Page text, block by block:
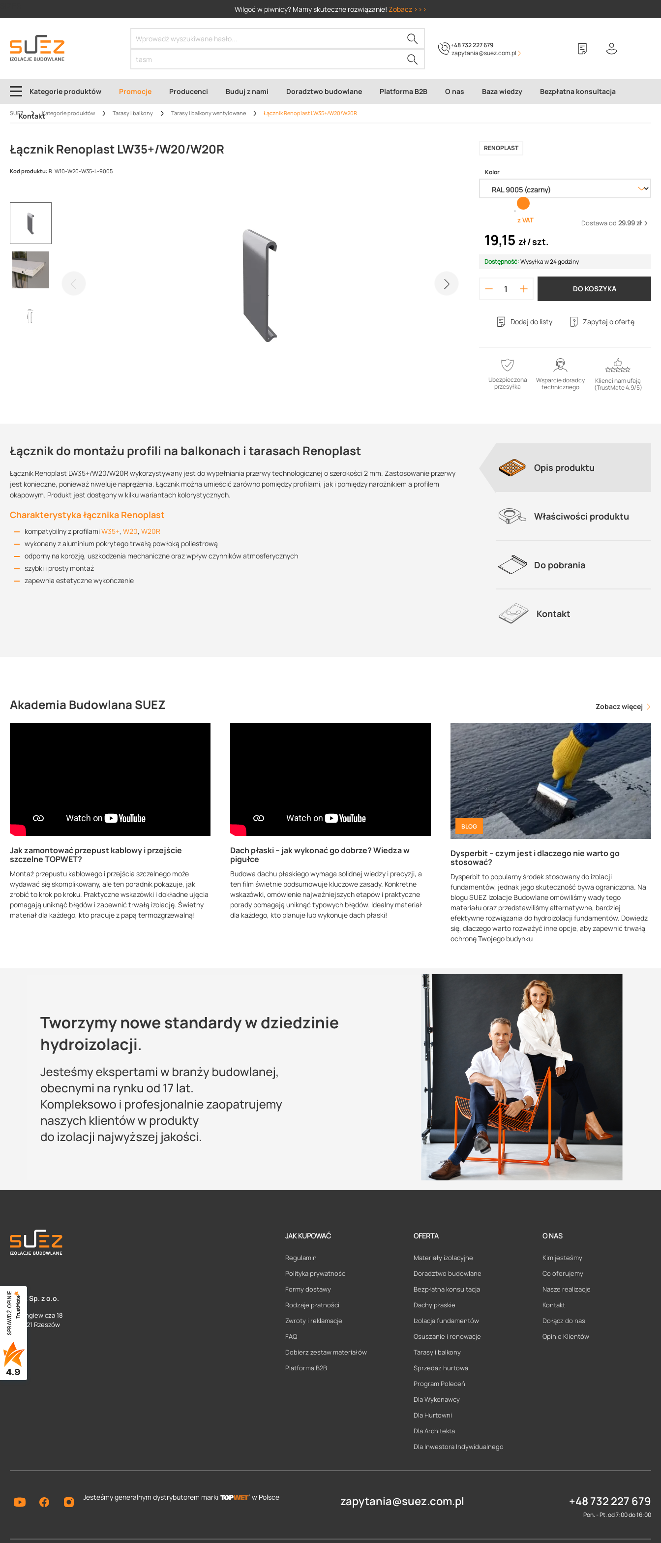
Wilgoć w piwnicy? Mamy skuteczne rozwiązanie! Zobacz >>>
+48 732 227 679
zapytania@suez.com.pl
Kategorie produktów Promocje Producenci Buduj z nami Doradztwo budowlane Platforma B2B O nas Baza wiedzy Bezpłatna konsultacja
Kontakt
SUEZ Kategorie produktów Tarasy i balkony Tarasy i balkony wentylowane Łącznik Renoplast LW35+/W20/W20R
Łącznik Renoplast LW35+/W20/W20R RENOPLAST
Kod produktu: R-W10-W20-W35-L-9005 Kolor
z VAT Dostawa od 29.99 zł
19,15 zł szt.
Dostępność:Wysyłka w 24 godziny
DO KOSZYKA
Dodaj do listy Zapytaj o ofertę
Ubezpieczona
przesyłka
Wsparcie doradcy
technicznego
Klienci nam ufają
(TrustMate 4.9/5)
Łącznik do montażu profili na balkonach i tarasach Renoplast
Łącznik Renoplast LW35+/W20/W20R wykorzystywany jest do wypełniania przerwy technologicznej o szerokości 2 mm. Zastosowanie przerwy
jest konieczne, ponieważ niweluje naprężenia. Łącznik można umieścić zarówno pomiędzy profilami, jak i pomiędzy narożnikiem a profilem
okapowym. Produkt jest dostępny w kilku wariantach kolorystycznych.
Charakterystyka łącznika Renoplast
kompatybilny z profilamiW35+, W20, W20R
wykonany z aluminium pokrytego trwałą powłoką poliestrową
odporny na korozję, uszkodzenia mechaniczne oraz wpływ czynników atmosferycznych
szybki i prosty montaż
zapewnia estetyczne wykończenie
Sprzedajemy na:
sztuki
Podlega zwrotowi?:
tak
Informacja techniczna
Instrukcja montażu
2.1 MB
Kontakt
Maszy pytania lub wątpliwości?
Opis produktu
Właściwości produktu
Do pobrania
Kontakt
Akademia Budowlana SUEZ Zobacz więcej
Jak zamontować przepust kablowy i przejście
szczelne TOPWET?
Montaż przepustu kablowego i przejścia szczelnego może
wydawać się skomplikowany, ale ten poradnik pokazuje, jak
zrobić to krok po kroku. Praktyczne wskazówki i dokładne ujęcia
pomagają uniknąć błędów i zapewnić trwałą izolację. Świetny
materiał dla każdego, kto pracuje z papą termozgrzewalną!
Dach płaski – jak wykonać go dobrze? Wiedza w
pigułce
Budowa dachu płaskiego wymaga solidnej wiedzy i precyzji, a
ten film świetnie podsumowuje kluczowe zasady. Konkretne
wskazówki, omówienie najważniejszych etapów i praktyczne
porady pomagają uniknąć typowych błędów. Idealny materiał
dla każdego, kto planuje lub wykonuje dach płaski!
BLOG
Dysperbit – czym jest i dlaczego nie warto go
stosować?
Dysperbit to popularny środek stosowany do izolacji
fundamentów, jednak jego skuteczność bywa ograniczona. Na
blogu SUEZ Izolacje Budowlane omówiliśmy wady tego
materiału oraz przedstawiliśmy alternatywne, bardziej
efektywne rozwiązania do hydroizolacji fundamentów. Dowiedz
się, dlaczego warto rozważyć inne opcje, aby zapewnić trwałą
ochronę Twojego budynku
SUEZ Sp. z o.o.
ul. Langiewicza 18
35 - 021 Rzeszów
JAK KUPOWAĆ
Regulamin
Polityka prywatności
Formy dostawy
Rodzaje płatności
Zwroty i reklamacje
FAQ
Dobierz zestaw materiałów
Platforma B2B
OFERTA
Materiały izolacyjne
Doradztwo budowlane
Bezpłatna konsultacja
Dachy płaskie
Izolacja fundamentów
Osuszanie i renowacje
Tarasy i balkony
Sprzedaż hurtowa
Program Poleceń
Dla Wykonawcy
Dla Hurtowni
Dla Architekta
Dla Inwestora Indywidualnego
O NAS
Kim jesteśmy
Co oferujemy
Nasze realizacje
Kontakt
Dołącz do nas
Opinie Klientów
Jesteśmy generalnym dystrybutorem marki w Polsce zapytania@suez.com.pl +48 732 227 679
Pon. - Pt. od 7:00 do 16:00
SPRAWDŹ OPINIE
4.9